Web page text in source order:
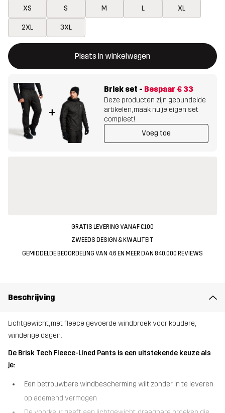
XS S M L XL
2XL 3XL
Plaats in winkelwagen
Deze knop opent een modal met de bevestiging van een
{{size}} niet beschikbaar
+
Brisk set - Bespaar € 33
Deze producten zijn gebundelde
artikelen, maak nu je eigen set
compleet!
Voeg toe
GRATIS LEVERING VANAF €100
ZWEEDS DESIGN & KWALITEIT
GEMIDDELDE BEOORDELING VAN 4.6 EN MEER DAN 840.000 REVIEWS
Beschrijving
Lichtgewicht, met fleece gevoerde windbroek voor koudere,
winderige dagen.
De Brisk Tech Fleece-Lined Pants is een uitstekende keuze als
je:
Een betrouwbare windbescherming wilt zonder in te leveren
op ademend vermogen